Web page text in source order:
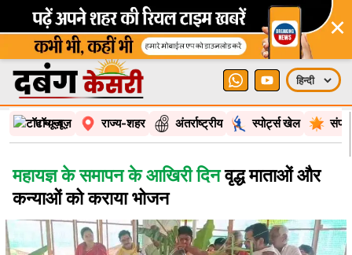
×
टॉप न्यूज़ राज्य-शहर अंतर्राष्ट्रीय स्पोर्ट्स खेल
महायज्ञ के समापन के आखिरी दिनवृद्ध माताओं और
कन्याओं को कराया भोजन